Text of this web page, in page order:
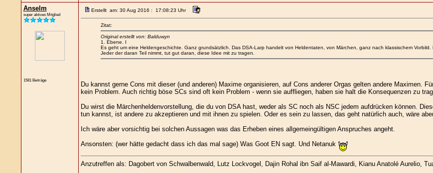
Anselm
super aktives Mitglied
1581 Beiträge
Erstellt am: 30 Aug 2016 : 17:08:23 Uhr
Zitat:
Original erstellt von: Balduwyn
1. Ebene. I
Es geht um eine Heldengeschichte. Ganz grundsätzlich. Das DSA-Larp handelt von Heldentaten, von Märchen, ganz nach klassischem
Jeder der daran Teil nimmt, tut gut daran, diese Idee mit zu tragen.
Du kannst gerne Cons mit dieser (und anderen) Maxime organisieren, auf Cons anderer Orgas gelten andere Maximen.
kein Problem. Auch richtig böse SCs sind oft kein Problem - wenn sie auffliegen, haben sie halt die Konsequenzen zu
Du wirst die Märchenheldenvorstellung, die du von DSA hast, weder als SC noch als NSC jedem aufdrücken können.
tun kannst, ist andere zu akzeptieren und mit ihnen zu spielen. Oder es sein zu lassen, das geht natürlich auch, wäre
Ich wäre aber vorsichtig bei solchen Aussagen was das Erheben eines allgemeingültigen Anspruches angeht.
Ansonsten: (wer hätte gedacht dass ich das mal sage) Was Goot EN sagt. Und Netanuk
Anzutreffen als: Dagobert von Schwalbenwald, Lutz Lockvogel, Dajin Rohal ibn Saif al-Mawardi, Kianu Anatolé Aurelio,